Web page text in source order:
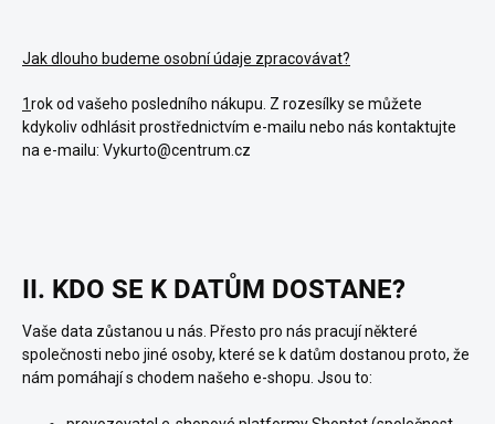
Jak dlouho budeme osobní údaje zpracovávat?
1rok od vašeho posledního nákupu. Z rozesílky se můžete
kdykoliv odhlásit prostřednictvím e-mailu nebo nás kontaktujte
na e-mailu: Vykurto@centrum.cz
II. KDO SE K DATŮM DOSTANE?
Vaše data zůstanou u nás. Přesto pro nás pracují některé
společnosti nebo jiné osoby, které se k datům dostanou proto, že
nám pomáhají s chodem našeho e-shopu. Jsou to: